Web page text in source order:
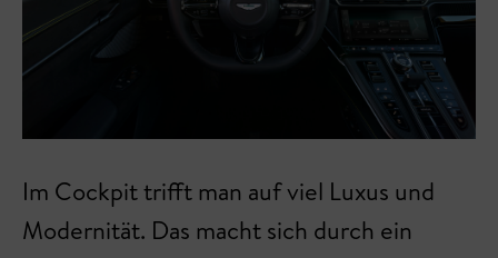
Im Cockpit trifft man auf viel Luxus und
Modernität. Das macht sich durch ein